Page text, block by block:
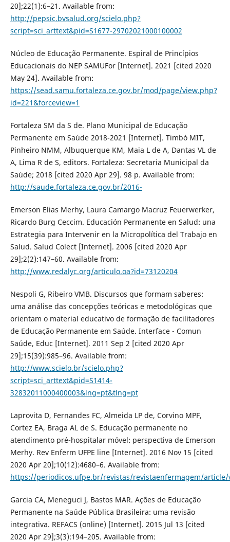
20];22(1):6–21. Available from:
http://pepsic.bvsalud.org/scielo.php?
script=sci_arttext&pid=S1677-29702021000100002
Núcleo de Educação Permanente. Espiral de Princípios
Educacionais do NEP SAMUFor [Internet]. 2021 [cited 2020
May 24]. Available from:
https://sead.samu.fortaleza.ce.gov.br/mod/page/view.php?
id=221&forceview=1
Fortaleza SM da S de. Plano Municipal de Educação
Permanente em Saúde 2018-2021 [Internet]. Timbó MIT,
Pinheiro NMM, Albuquerque KM, Maia L de A, Dantas VL de
A, Lima R de S, editors. Fortaleza: Secretaria Municipal da
Saúde; 2018 [cited 2020 Apr 29]. 98 p. Available from:
http://saude.fortaleza.ce.gov.br/2016-
Emerson Elias Merhy, Laura Camargo Macruz Feuerwerker,
Ricardo Burg Ceccim. Educación Permanente en Salud: una
Estrategia para Intervenir en la Micropolítica del Trabajo en
Salud. Salud Colect [Internet]. 2006 [cited 2020 Apr
29];2(2):147–60. Available from:
http://www.redalyc.org/articulo.oa?id=73120204
Nespoli G, Ribeiro VMB. Discursos que formam saberes:
uma análise das concepções teóricas e metodológicas que
orientam o material educativo de formação de facilitadores
de Educação Permanente em Saúde. Interface - Comun
Saúde, Educ [Internet]. 2011 Sep 2 [cited 2020 Apr
29];15(39):985–96. Available from:
http://www.scielo.br/scielo.php?
script=sci_arttext&pid=S1414-
32832011000400003&lng=pt&tlng=pt
Laprovita D, Fernandes FC, Almeida LP de, Corvino MPF,
Cortez EA, Braga AL de S. Educação permanente no
atendimento pré-hospitalar móvel: perspectiva de Emerson
Merhy. Rev Enferm UFPE line [Internet]. 2016 Nov 15 [cited
2020 Apr 20];10(12):4680–6. Available from:
https://periodicos.ufpe.br/revistas/revistaenfermagem/article/
Garcia CA, Meneguci J, Bastos MAR. Ações de Educação
Permanente na Saúde Pública Brasileira: uma revisão
integrativa. REFACS (online) [Internet]. 2015 Jul 13 [cited
2020 Apr 29];3(3):194–205. Available from: